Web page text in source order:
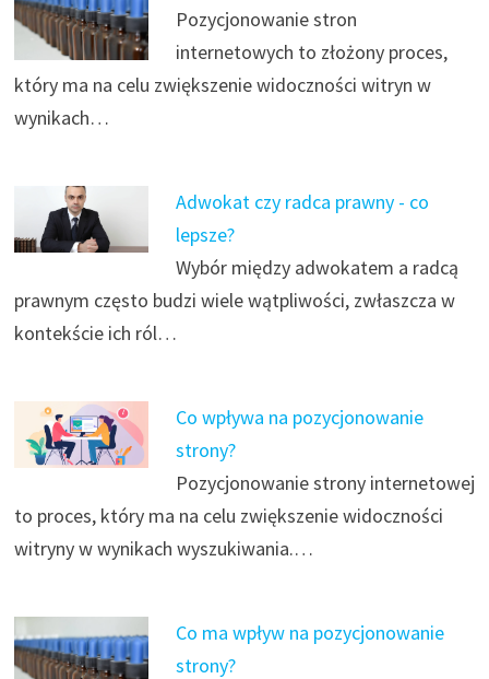
Pozycjonowanie stron
internetowych to złożony proces,
który ma na celu zwiększenie widoczności witryn w
wynikach…
Adwokat czy radca prawny - co
lepsze?
Wybór między adwokatem a radcą
prawnym często budzi wiele wątpliwości, zwłaszcza w
kontekście ich ról…
Co wpływa na pozycjonowanie
strony?
Pozycjonowanie strony internetowej
to proces, który ma na celu zwiększenie widoczności
witryny w wynikach wyszukiwania.…
Co ma wpływ na pozycjonowanie
strony?